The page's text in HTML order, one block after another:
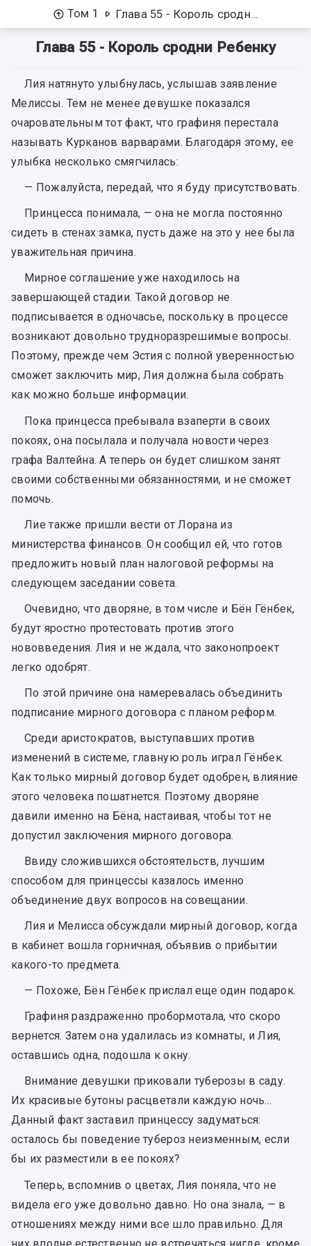
Том 1 Глава 55 - Король сродни Ребенку
Глава 55 - Король сродни Ребенку
Лия натянуто улыбнулась, услышав заявление
Мелиссы. Тем не менее девушке показался
очаровательным тот факт, что графиня перестала
называть Курканов варварами. Благодаря этому, ее
улыбка несколько смягчилась:
— Пожалуйста, передай, что я буду присутствовать.
Принцесса понимала, — она не могла постоянно
сидеть в стенах замка, пусть даже на это у нее была
уважительная причина.
Мирное соглашение уже находилось на
завершающей стадии. Такой договор не
подписывается в одночасье, поскольку в процессе
возникают довольно трудноразрешимые вопросы.
Поэтому, прежде чем Эстия с полной уверенностью
сможет заключить мир, Лия должна была собрать
как можно больше информации.
Пока принцесса пребывала взаперти в своих
покоях, она посылала и получала новости через
графа Валтейна. А теперь он будет слишком занят
своими собственными обязанностями, и не сможет
помочь.
Лие также пришли вести от Лорана из
министерства финансов. Он сообщил ей, что готов
предложить новый план налоговой реформы на
следующем заседании совета.
Очевидно, что дворяне, в том числе и Бён Гёнбек,
будут яростно протестовать против этого
нововведения. Лия и не ждала, что законопроект
легко одобрят.
По этой причине она намеревалась объединить
подписание мирного договора с планом реформ.
Среди аристократов, выступавших против
изменений в системе, главную роль играл Гёнбек.
Как только мирный договор будет одобрен, влияние
этого человека пошатнется. Поэтому дворяне
давили именно на Бёна, настаивая, чтобы тот не
допустил заключения мирного договора.
Ввиду сложившихся обстоятельств, лучшим
способом для принцессы казалось именно
объединение двух вопросов на совещании.
Лия и Мелисса обсуждали мирный договор, когда
в кабинет вошла горничная, объявив о прибытии
какого-то предмета.
— Похоже, Бён Гёнбек прислал еще один подарок.
Графиня раздраженно пробормотала, что скоро
вернется. Затем она удалилась из комнаты, и Лия,
оставшись одна, подошла к окну.
Внимание девушки приковали туберозы в саду.
Их красивые бутоны расцветали каждую ночь…
Данный факт заставил принцессу задуматься:
осталось бы поведение тубероз неизменным, если
бы их разместили в ее покоях?
Теперь, вспомнив о цветах, Лия поняла, что не
видела его уже довольно давно. Но она знала, — в
отношениях между ними все шло правильно. Для
них вполне естественно не встречаться нигде, кроме